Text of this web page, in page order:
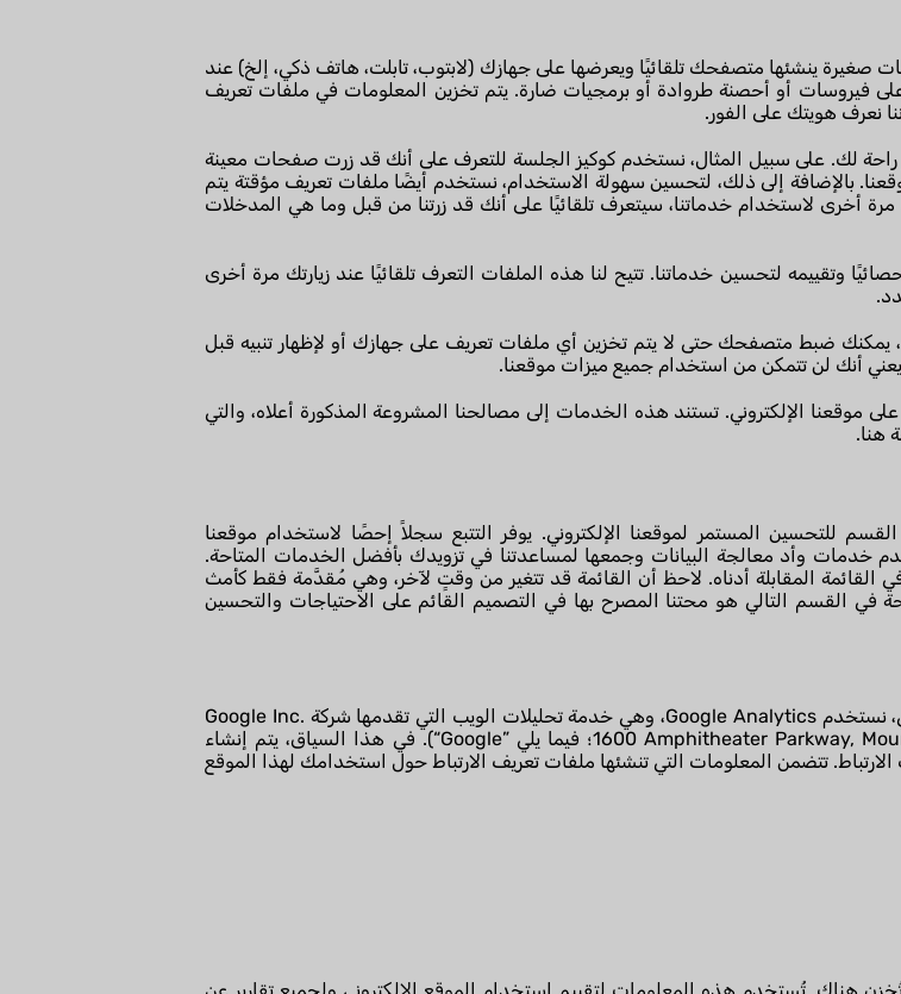
صغيرة ينشئها متصفحك تلقائيًا ويعرضها على جهازك (لابتوب، تابلت، هاتف ذكي، إلخ) عند
على فيروسات أو أحصنة طروادة أو برمجيات ضارة. يتم تخزين المعلومات في ملفات تعريف
نعرف هويتك على الفور.
راحة لك. على سبيل المثال، نستخدم كوكيز الجلسة للتعرف على أنك قد زرت صفحات معينة
بالإضافة إلى ذلك، لتحسين سهولة الاستخدام، نستخدم أيضًا ملفات تعريف مؤقتة يتم
عادة 30 يومًا. إذا زرت موقعنا مرة أخرى لاستخدام خدماتنا، سيتعرف تلقائيًا على أنك قد زرتنا من قبل وما هي المدخلات
وتقييمه لتحسين خدماتنا. تتيح لنا هذه الملفات التعرف تلقائيًا عند زيارتك مرة أخرى
يمكنك ضبط متصفحك حتى لا يتم تخزين أي ملفات تعريف على جهازك أو لإظهار تنبيه قبل
أنك لن تتمكن من استخدام جميع ميزات موقعنا.
موقعنا الإلكتروني. تستند هذه الخدمات إلى مصالحنا المشروعة المذكورة أعلاه، والتي
هنا.
للتحسين المستمر لموقعنا الإلكتروني. يوفر التتبع سجلاً إحصًا لاستخدام موقعنا
خدمات وأد معالجة البيانات وجمعها لمساعدتنا في تزويدك بأفضل الخدمات المتاحة.
المقابلة أدناه. لاحظ أن القائمة قد تتغير من وقتٍ لآخر، وهي مُقدَّمة فقط كأمث
في القسم التالي هو محتنا المصرح بها في التصميم القائم على الاحتياجات والتحسين
لغرض التصميم المخصص والتحسين المستمر لموقعنا الإلكتروني، نستخدم Google Analytics، وهي خدمة تحليلات الويب التي تقدمها شركة Google Inc.
) (1600 Amphitheater Parkway, Mountain View, CA 94043, USA؛ فيما يلي ”Google“). في هذا السياق، يتم إنشاء
تتضمن المعلومات التي تنشئها ملفات تعريف الارتباط حول استخدامك لهذا الموقع